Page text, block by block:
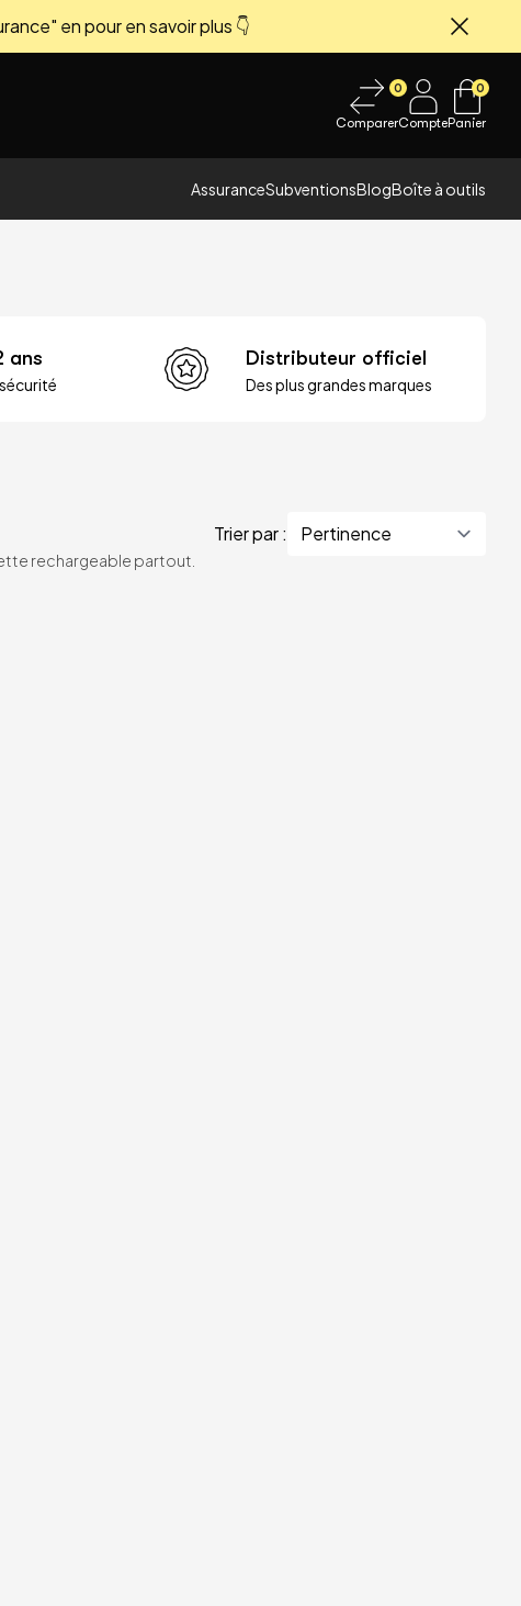
en pour en savoir plus 👇
0
ComparerCompte
0
Panier
AssuranceSubventionsBlogBoîte à outils
ans Distributeur officiel
Des plus grandes marques
rechargeable partout.
Trier par :